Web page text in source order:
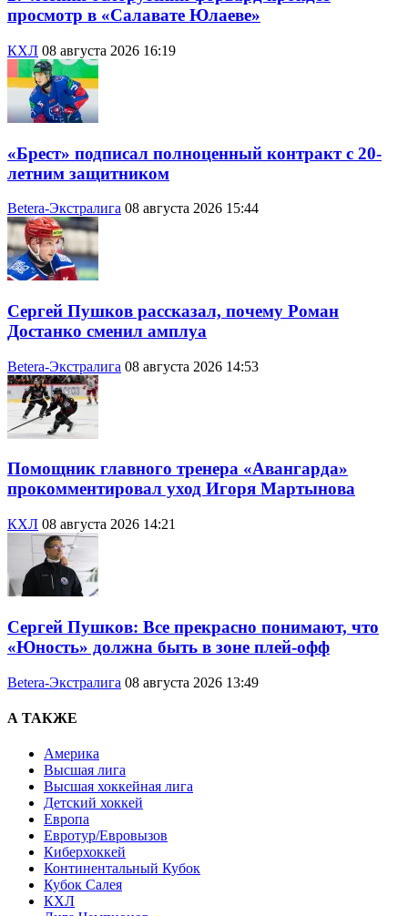
просмотр в «Салавате Юлаеве»
КХЛ 08 августа 2026 16:19
«Брест» подписал полноценный контракт с 20-
летним защитником
Betera-Экстралига 08 августа 2026 15:44
Сергей Пушков рассказал, почему Роман
Достанко сменил амплуа
Betera-Экстралига 08 августа 2026 14:53
Помощник главного тренера «Авангарда»
прокомментировал уход Игоря Мартынова
КХЛ 08 августа 2026 14:21
Сергей Пушков: Все прекрасно понимают, что
«Юность» должна быть в зоне плей-офф
Betera-Экстралига 08 августа 2026 13:49
А ТАКЖЕ
Америка
Высшая лига
Высшая хоккейная лига
Детский хоккей
Европа
Евротур/Евровызов
Киберхоккей
Континентальный Кубок
Кубок Салея
КХЛ